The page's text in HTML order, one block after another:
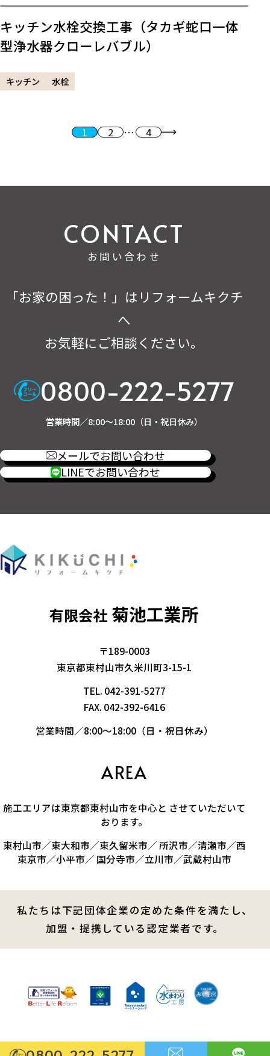
キッチン水栓交換工事（タカギ蛇口一体
型浄水器クローレバブル）
キッチン 水栓
投稿のページ送り1 2 … 4 次へ
お問い合わせ
「お家の困った！」はリフォームキクチ
へ
お気軽にご相談ください。
0800-222-5277
営業時間／8:00～18:00（日・祝日休み）
メールでお問い合わせ
LINEでお問い合わせ
有限会社 菊池工業所
〒189-0003
東京都東村山市久米川町3-15-1
TEL. 042-391-5277
FAX. 042-392-6416
営業時間／8:00～18:00（日・祝日休み）
AREA
施工エリアは東京都東村山市を中心と させていただいて
おります。
東村山市／東大和市／東久留米市／ 所沢市／清瀬市／西
東京市／小平市／ 国分寺市／立川市／武蔵村山市
私たちは下記団体企業の定めた条件を満たし、
加盟・提携している認定業者です。